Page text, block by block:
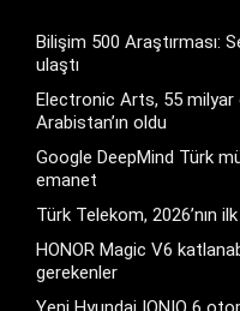
Bilişim 500 Araştırması:
ulaştı
Electronic Arts, 55 milyar
Arabistan’ın oldu
Google DeepMind Türk
emanet
Türk Telekom, 2026’nın
HONOR Magic V6
gerekenler